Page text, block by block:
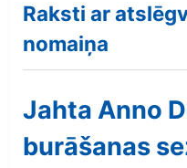
Raksti ar
nomaiņa
Jahta Anno
burāšanas